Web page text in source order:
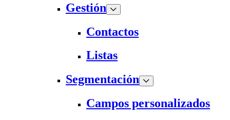
Gestión
Contactos
Listas
Segmentación
Campos personalizados